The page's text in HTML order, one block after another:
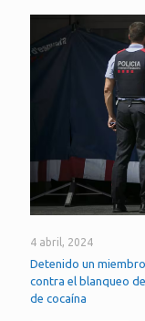
4 abril, 2024
Detenido un
contra el blanqueo
de cocaína